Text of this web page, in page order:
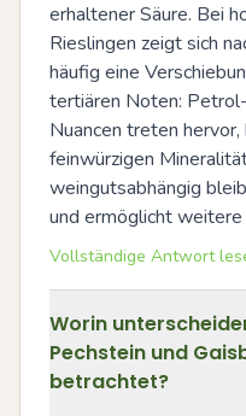
erhaltener Säure. Bei
Rieslingen zeigt sich
häufig eine
tertiären Noten:
Nuancen treten
feinwürzigen
weingutsabhängig
und ermöglicht
Vollständige Antwort
Worin
Pechstein und
betrachtet?